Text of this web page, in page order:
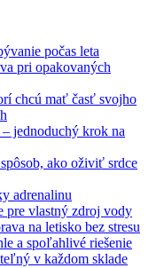
počas leta
pri opakovaných
chcú mať časť svojho
jednoduchý krok na
ako oživiť srdce
adrenalinu
pre vlastný zdroj vody
na letisko bez stresu
a spoľahlivé riešenie
v každom sklade